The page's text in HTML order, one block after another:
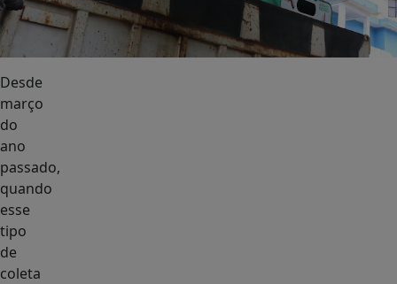
Desde
março
do
ano
passado,
quando
esse
tipo
de
coleta